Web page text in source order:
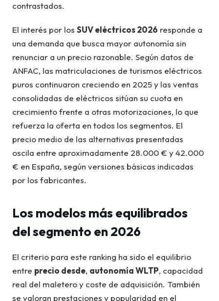
contrastados.
El interés por los SUV eléctricos 2026 responde a
una demanda que busca mayor autonomía sin
renunciar a un precio razonable. Según datos de
ANFAC, las matriculaciones de turismos eléctricos
puros continuaron creciendo en 2025 y las ventas
consolidadas de eléctricos sitúan su cuota en
crecimiento frente a otras motorizaciones, lo que
refuerza la oferta en todos los segmentos. El
precio medio de las alternativas presentadas
oscila entre aproximadamente 28.000 € y 42.000
€ en España, según versiones básicas indicadas
por los fabricantes.
Los modelos más equilibrados
del segmento en 2026
El criterio para este ranking ha sido el equilibrio
entre precio desde, autonomía WLTP, capacidad
real del maletero y coste de adquisición. También
se valoran prestaciones y popularidad en el